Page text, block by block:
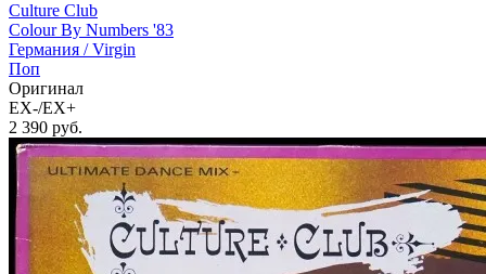
Culture Club
Colour By Numbers '83
Германия /Virgin
Поп
Оригинал
EX-/EX+
2 390 руб.